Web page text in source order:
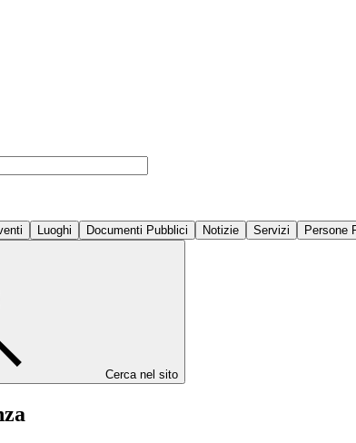
Luoghi Documenti Pubblici Notizie Servizi Persone
Cerca nel sito